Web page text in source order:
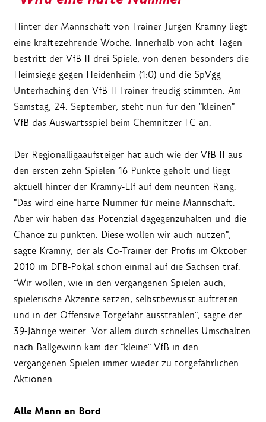
Hinter der Mannschaft von Trainer Jürgen Kramny liegt
eine kräftezehrende Woche. Innerhalb von acht Tagen
bestritt der VfB II drei Spiele, von denen besonders die
Heimsiege gegen Heidenheim (1:0) und die SpVgg
Unterhaching den VfB II Trainer freudig stimmten. Am
Samstag, 24. September, steht nun für den "kleinen"
VfB das Auswärtsspiel beim Chemnitzer FC an.
Der Regionalligaaufsteiger hat auch wie der VfB II aus
den ersten zehn Spielen 16 Punkte geholt und liegt
aktuell hinter der Kramny-Elf auf dem neunten Rang.
"Das wird eine harte Nummer für meine Mannschaft.
Aber wir haben das Potenzial dagegenzuhalten und die
Chance zu punkten. Diese wollen wir auch nutzen",
sagte Kramny, der als Co-Trainer der Profis im Oktober
2010 im DFB-Pokal schon einmal auf die Sachsen traf.
"Wir wollen, wie in den vergangenen Spielen auch,
spielerische Akzente setzen, selbstbewusst auftreten
und in der Offensive Torgefahr ausstrahlen", sagte der
39-Jährige weiter. Vor allem durch schnelles Umschalten
nach Ballgewinn kam der "kleine" VfB in den
vergangenen Spielen immer wieder zu torgefährlichen
Aktionen.
Alle Mann an Bord